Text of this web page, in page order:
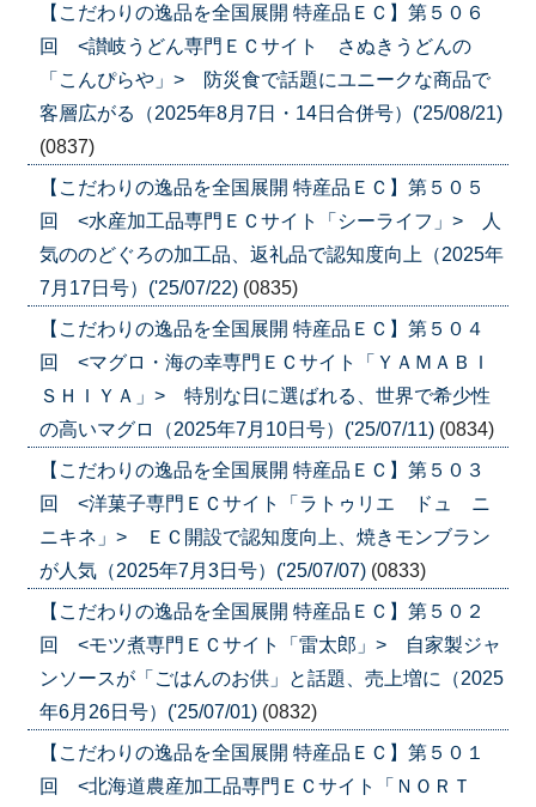
【こだわりの逸品を全国展開 特産品ＥＣ】第５０６
回 <讃岐うどん専門ＥＣサイト さぬきうどんの
「こんぴらや」> 防災食で話題にユニークな商品で
客層広がる（2025年8月7日・14日合併号）('25/08/21)
(0837)
【こだわりの逸品を全国展開 特産品ＥＣ】第５０５
回 <水産加工品専門ＥＣサイト「シーライフ」> 人
気ののどぐろの加工品、返礼品で認知度向上（2025年
7月17日号）('25/07/22) (0835)
【こだわりの逸品を全国展開 特産品ＥＣ】第５０４
回 <マグロ・海の幸専門ＥＣサイト「ＹＡＭＡＢＩ
ＳＨＩＹＡ」> 特別な日に選ばれる、世界で希少性
の高いマグロ（2025年7月10日号）('25/07/11) (0834)
【こだわりの逸品を全国展開 特産品ＥＣ】第５０３
回 <洋菓子専門ＥＣサイト「ラトゥリエ ドュ ニ
ニキネ」> ＥＣ開設で認知度向上、焼きモンブラン
が人気（2025年7月3日号）('25/07/07) (0833)
【こだわりの逸品を全国展開 特産品ＥＣ】第５０２
回 <モツ煮専門ＥＣサイト「雷太郎」> 自家製ジャ
ンソースが「ごはんのお供」と話題、売上増に（2025
年6月26日号）('25/07/01) (0832)
【こだわりの逸品を全国展開 特産品ＥＣ】第５０１
回 <北海道農産加工品専門ＥＣサイト「ＮＯＲＴ